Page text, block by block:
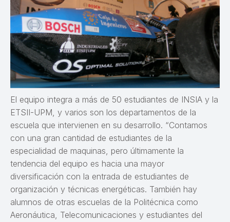
El equipo integra a más de 50 estudiantes de INSIA y la
ETSII-UPM, y varios son los departamentos de la
escuela que intervienen en su desarrollo. “Contamos
con una gran cantidad de estudiantes de la
especialidad de maquinas, pero últimamente la
tendencia del equipo es hacia una mayor
diversificación con la entrada de estudiantes de
organización y técnicas energéticas. También hay
alumnos de otras escuelas de la Politécnica como
Aeronáutica, Telecomunicaciones y estudiantes del